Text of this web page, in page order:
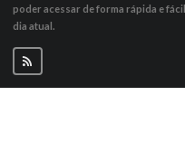
poder acessar de forma rápida e
dia atual.